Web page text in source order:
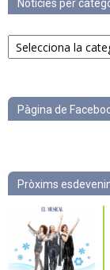
Notícies per
Notícies
per
Pàgina de
Pròxims